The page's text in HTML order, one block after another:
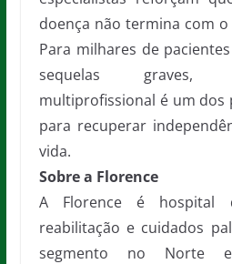
doença não termina com
Para milhares de
sequelas graves,
multiprofissional é um dos
para recuperar
vida.
Sobre a Florence
A Florence é hospital
reabilitação e cuidados
segmento no Norte